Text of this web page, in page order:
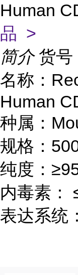
Human
品 >
简介 货号
名称：
Human
种属：
规格：
纯度：
内毒素：
表达系统